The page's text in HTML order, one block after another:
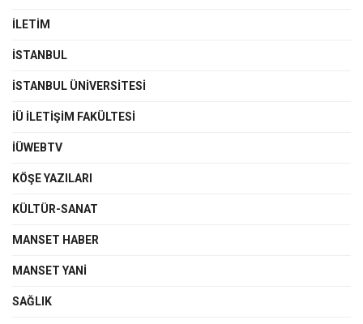
İLETIM
İSTANBUL
İSTANBUL ÜNIVERSITESI
İÜ İLETIŞIM FAKÜLTESI
İÜWEBTV
KÖŞE YAZILARI
KÜLTÜR-SANAT
MANSET HABER
MANSET YANI
SAĞLIK